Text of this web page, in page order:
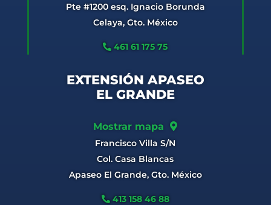
Pte #1200 esq. Ignacio Borunda
Celaya, Gto. México
461 61 175 75
EXTENSIÓN APASEO
EL GRANDE
Mostrar mapa
Francisco Villa S/N
Col. Casa Blancas
Apaseo El Grande, Gto. México
413 158 46 88